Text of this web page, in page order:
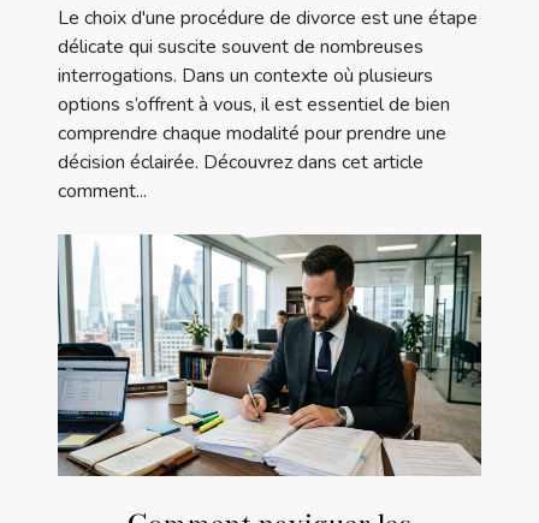
Le choix d'une procédure de divorce est une étape
délicate qui suscite souvent de nombreuses
interrogations. Dans un contexte où plusieurs
options s’offrent à vous, il est essentiel de bien
comprendre chaque modalité pour prendre une
décision éclairée. Découvrez dans cet article
comment...